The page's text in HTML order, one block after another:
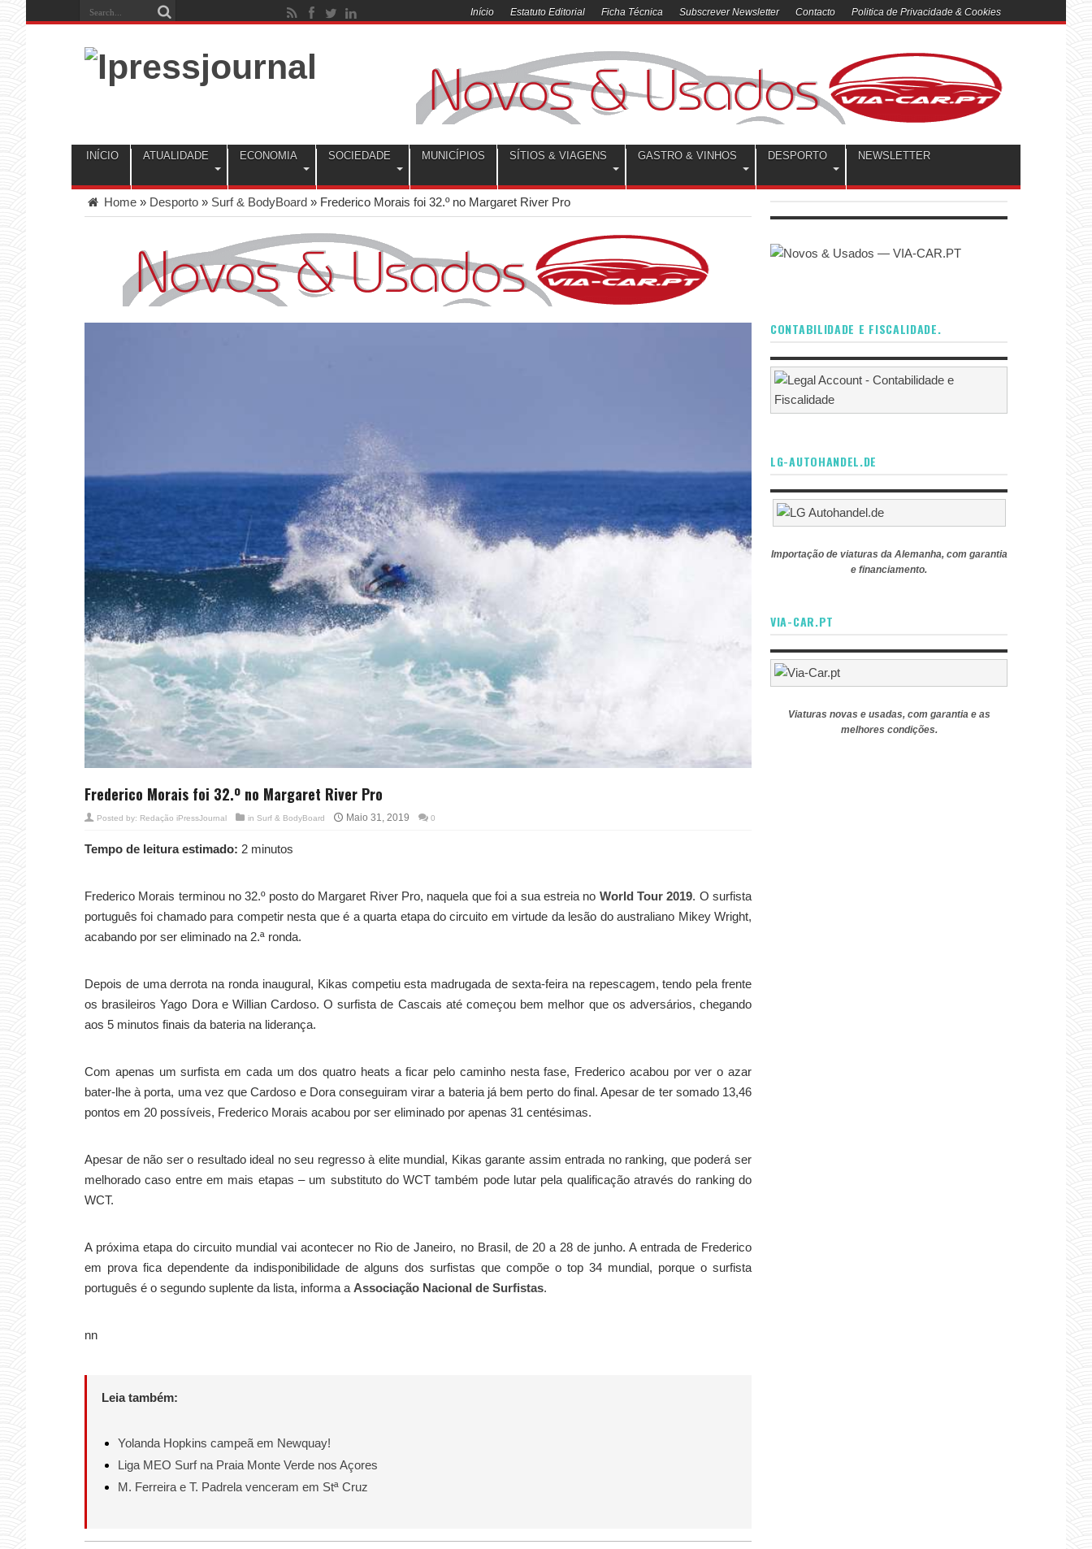
Início Estatuto Editorial Ficha Técnica Subscrever Newsletter Contacto Politica de Privacidade & Cookies
INÍCIO ATUALIDADE ECONOMIA SOCIEDADE MUNICÍPIOS SÍTIOS & VIAGENS GASTRO & VINHOS DESPORTO NEWSLETTER
Home » Desporto » Surf & BodyBoard » Frederico Morais foi 32.º no Margaret River Pro
Frederico Morais foi 32.º no Margaret River Pro
Posted by: Redação iPressJournal in Surf & BodyBoard Maio 31, 2019 0
Tempo de leitura estimado: 2 minutos
Frederico Morais terminou no 32.º posto do Margaret River Pro, naquela que foi a sua estreia no World Tour 2019. O surfista
português foi chamado para competir nesta que é a quarta etapa do circuito em virtude da lesão do australiano Mikey Wright,
acabando por ser eliminado na 2.ª ronda.
Depois de uma derrota na ronda inaugural, Kikas competiu esta madrugada de sexta-feira na repescagem, tendo pela frente
os brasileiros Yago Dora e Willian Cardoso. O surfista de Cascais até começou bem melhor que os adversários, chegando
aos 5 minutos finais da bateria na liderança.
Com apenas um surfista em cada um dos quatro heats a ficar pelo caminho nesta fase, Frederico acabou por ver o azar
bater-lhe à porta, uma vez que Cardoso e Dora conseguiram virar a bateria já bem perto do final. Apesar de ter somado 13,46
pontos em 20 possíveis, Frederico Morais acabou por ser eliminado por apenas 31 centésimas.
Apesar de não ser o resultado ideal no seu regresso à elite mundial, Kikas garante assim entrada no ranking, que poderá ser
melhorado caso entre em mais etapas – um substituto do WCT também pode lutar pela qualificação através do ranking do
WCT.
A próxima etapa do circuito mundial vai acontecer no Rio de Janeiro, no Brasil, de 20 a 28 de junho. A entrada de Frederico
em prova fica dependente da indisponibilidade de alguns dos surfistas que compõe o top 34 mundial, porque o surfista
português é o segundo suplente da lista, informa a Associação Nacional de Surfistas.
nn
Leia também:
Yolanda Hopkins campeã em Newquay!
Liga MEO Surf na Praia Monte Verde nos Açores
M. Ferreira e T. Padrela venceram em Stª Cruz
CONTABILIDADE E FISCALIDADE.
LG-AUTOHANDEL.DE
Importação de viaturas da Alemanha, com garantia
e financiamento.
VIA-CAR.PT
Viaturas novas e usadas, com garantia e as
melhores condições.